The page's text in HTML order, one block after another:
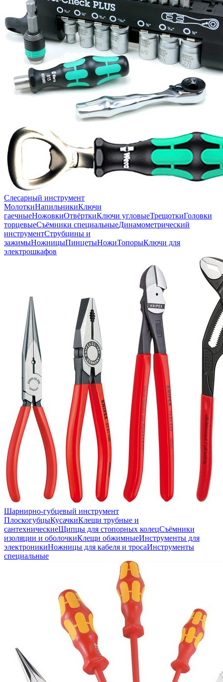
Слесарный инструмент
МолоткиНапильникиКлючи
гаечныеНожовкиОтвёрткиКлючи угловыеТрещоткиГоловки
торцевыеСъёмники специальныеДинамометрический
инструментСтрубцины и
зажимыНожницыПинцетыНожиТопорыКлючи для
электрошкафов
Шарнирно-губцевый инструмент
ПлоскогубцыКусачкиКлещи трубные и
сантехническиеЩипцы для стопорных колецСъёмники
изоляции и оболочкиКлещи обжимныеИнструменты для
электроникиНожницы для кабеля и тросаИнструменты
специальные